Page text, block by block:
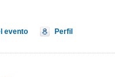
evento Perfil